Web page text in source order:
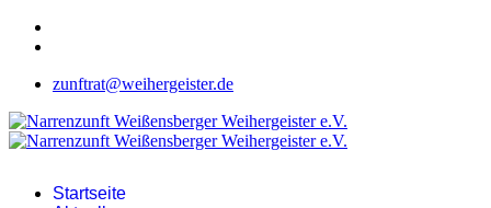
zunftrat@weihergeister.de
Startseite